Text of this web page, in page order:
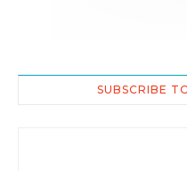
SUBSCRIBE